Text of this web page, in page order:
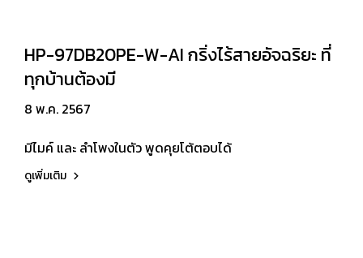
HP-97DB20PE-W-AI กริ่งไร้สายอัจฉริยะ ที่
ทุกบ้านต้องมี
8 พ.ค. 2567
มีไมค์ และ ลำโพงในตัว พูดคุยโต้ตอบได้
ดูเพิ่มเติม